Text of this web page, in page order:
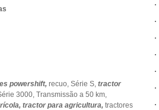
powershift, recuo, Série S, tractor
3000, Transmissão a 50 km,
tractor para agricultura, tractores